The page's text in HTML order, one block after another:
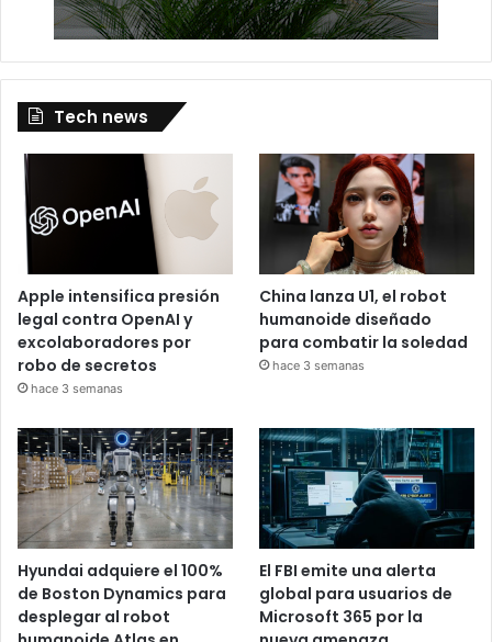
Tech news
Apple intensifica presión
legal contra OpenAI y
excolaboradores por
robo de secretos
hace 3 semanas
China lanza U1, el robot
humanoide diseñado
para combatir la soledad
hace 3 semanas
Hyundai adquiere el 100%
de Boston Dynamics para
desplegar al robot
El FBI emite una alerta
global para usuarios de
Microsoft 365 por la